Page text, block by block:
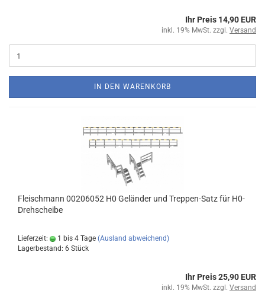
Ihr Preis 14,90 EUR
inkl. 19% MwSt. zzgl. Versand
IN DEN WARENKORB
Fleischmann 00206052 H0 Geländer und Treppen-Satz für H0-
Drehscheibe
Lieferzeit: 1 bis 4 Tage (Ausland abweichend)
Lagerbestand: 6 Stück
Ihr Preis 25,90 EUR
inkl. 19% MwSt. zzgl. Versand